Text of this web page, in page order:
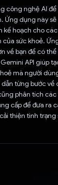
công nghệ AI
Ứng dụng này
kế hoạch cho
của sức khoẻ.
về bạn để có
API giúp
mà người
từng bước về
phân tích
cấp để đưa ra
thiện tình